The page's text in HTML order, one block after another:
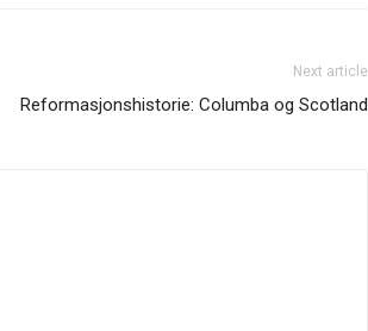
Next article
Reformasjonshistorie: Columba og Scotland